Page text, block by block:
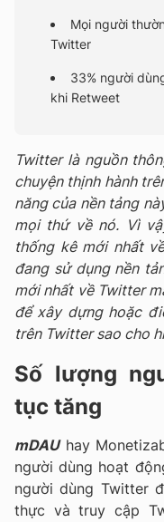
Mọi người
Twitter
33% người
khi Retweet
Twitter là nguồn
chuyện thịnh hành
năng của nền tảng
mọi thứ về nó. Vì
thống kê mới nhất
đang sử dụng nền
mới nhất về Twitter
để xây dựng hoặc
trên Twitter sao cho
Số lượng
tục tăng
mDAUhay
người dùng hoạt
người dùng Twitter
thực và truy cập